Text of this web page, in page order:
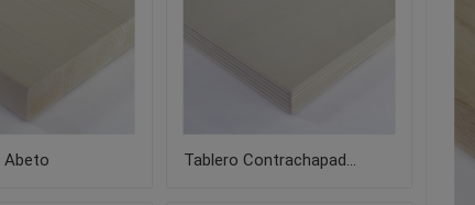
Abeto Tablero Contrachapad...